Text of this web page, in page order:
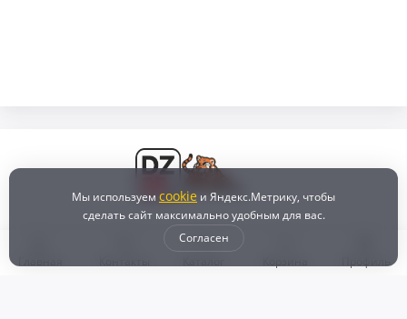
Мы используем cookie и Яндекс.Метрику, чтобы
сделать сайт максимально удобным для вас.
Согласен
Бонусная программа Доставка и самовывоз
Оплата